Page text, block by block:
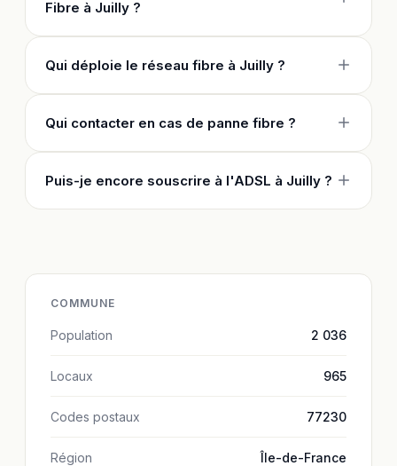
Fibre à Juilly ?
Qui déploie le réseau fibre à Juilly ?
Qui contacter en cas de panne fibre ?
Puis-je encore souscrire à l'ADSL à Juilly ?
COMMUNE
Population 2 036
Locaux 965
Codes postaux 77230
Région Île-de-France